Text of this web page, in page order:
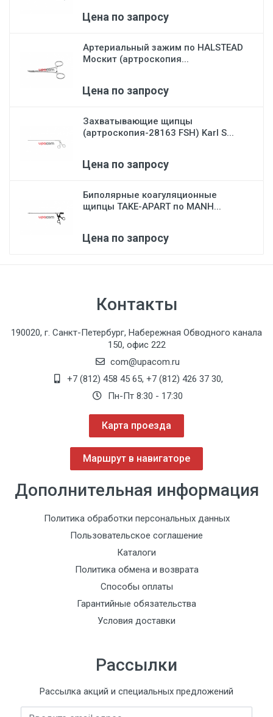
Цена по запросу
Артериальный зажим по HALSTEAD
Москит (артроскопия...
Цена по запросу
Захватывающие щипцы
(артроскопия-28163 FSH) Karl S...
Цена по запросу
Биполярные коагуляционные
щипцы TAKE-APART по MANH...
Цена по запросу
Контакты
190020, г. Санкт-Петербург, Набережная Обводного канала
150, офис 222
com@upacom.ru
+7 (812) 458 45 65, +7 (812) 426 37 30,
Пн-Пт 8:30 - 17:30
Карта проезда
Маршрут в навигаторе
Дополнительная информация
Политика обработки персональных данных
Пользовательское соглашение
Каталоги
Политика обмена и возврата
Способы оплаты
Гарантийные обязательства
Условия доставки
Рассылки
Рассылка акций и специальных предложений